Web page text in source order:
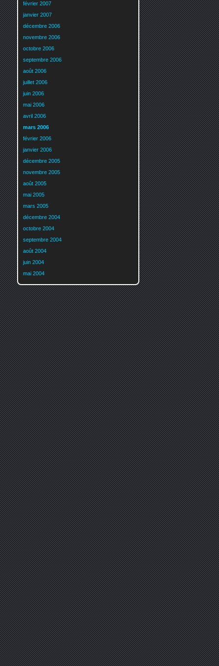
février 2007
janvier 2007
décembre 2006
novembre 2006
octobre 2006
septembre 2006
août 2006
juillet 2006
juin 2006
mai 2006
avril 2006
mars 2006
février 2006
janvier 2006
décembre 2005
novembre 2005
août 2005
mai 2005
mars 2005
décembre 2004
octobre 2004
septembre 2004
août 2004
juin 2004
mai 2004